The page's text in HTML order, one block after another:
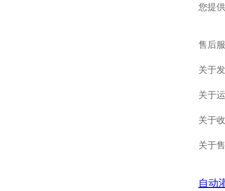
您提
售后
关于
关于
关于
关于
自动